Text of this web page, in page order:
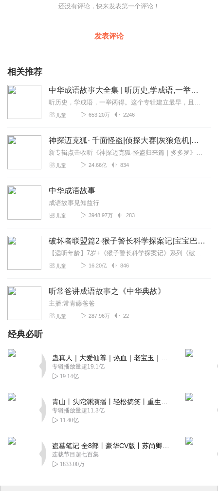
还没有评论，快来发表第一个评论！
发表评论
相关推荐
中华成语故事大全集 | 听历史,学成语,一举两得
听历史，学成语，一举两得。这个专辑建立最早，且最初为手机录制，水平低，音量小，录得不好。换了设备之后，又把前七百条音频一条一条重新录制替换了一遍。有不少听众朋友...
儿童 653.20万 2246
神探迈克狐· 千面怪盗|侦探大赛|灰狼危机|多多罗
新专辑点击收听《神探迈克狐·怪盗归来篇｜多多罗》！！！>>>点击进入主播橱窗购买《神探迈克狐》系列图书吧!<<<多多罗故事【点击前往】收听多多罗其他好玩有趣的故...
儿童 24.66亿 834
中华成语故事
成语故事见知益行
儿童 3948.97万 283
破坏者联盟篇2·猴子警长科学探案记|宝宝巴士故事
【适听年龄】7岁+《猴子警长科学探案记》系列《破坏者联盟篇1·猴子警长科学探案记》>>>《破坏者联盟篇2·猴子警长科学探案记》>>>《破坏者联盟篇3·猴子警长科...
儿童 16.20亿 846
听常爸讲成语故事之《中华典故》
主播:常青藤爸爸
儿童 287.96万 22
经典必听
专辑播放量超19.1亿
19.14亿
专辑播放量超11.3亿
11.40亿
连载节目超七百集
1833.00万